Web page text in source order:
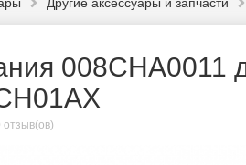
008CHA0011
отзыв(ов)